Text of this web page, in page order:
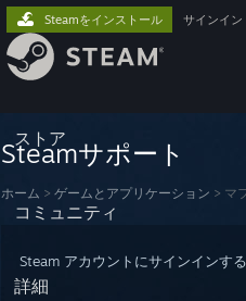
ストア
コミュニティ
詳細
Steamをインストール サインイン
Steamサポート
ホーム > ゲームとアプリケーション > マ
Steam アカウントにサインインす